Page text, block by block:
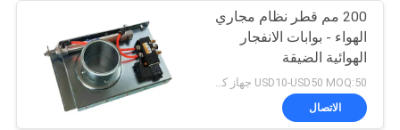
200 مم قطر نظام مجاري
الهواء - بوابات الانفجار
الهوائية الضيقة
USD10-USD50 MOQ:50 جهاز كمبيوتر شخصى
الاتصال